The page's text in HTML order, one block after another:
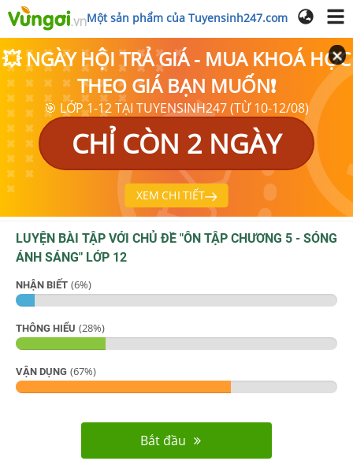
Một sản phẩm của Tuyensinh247.com
💥 NGÀY HỘI TRẢ GIÁ - MUA KHOÁ HỌC
THEO GIÁ BẠN MUỐN❗
🎯 LỚP 1-12 TẠI TUYENSINH247 (TỪ 10-12/08)
CHỈ CÒN 2 NGÀY
XEM CHI TIẾT
LUYỆN BÀI TẬP VỚI CHỦ ĐỀ "ÔN TẬP CHƯƠNG 5 - SÓNG
ÁNH SÁNG" LỚP 12
NHẬN BIẾT (6%)
THÔNG HIỂU (28%)
VẬN DỤNG (67%)
Bắt đầu